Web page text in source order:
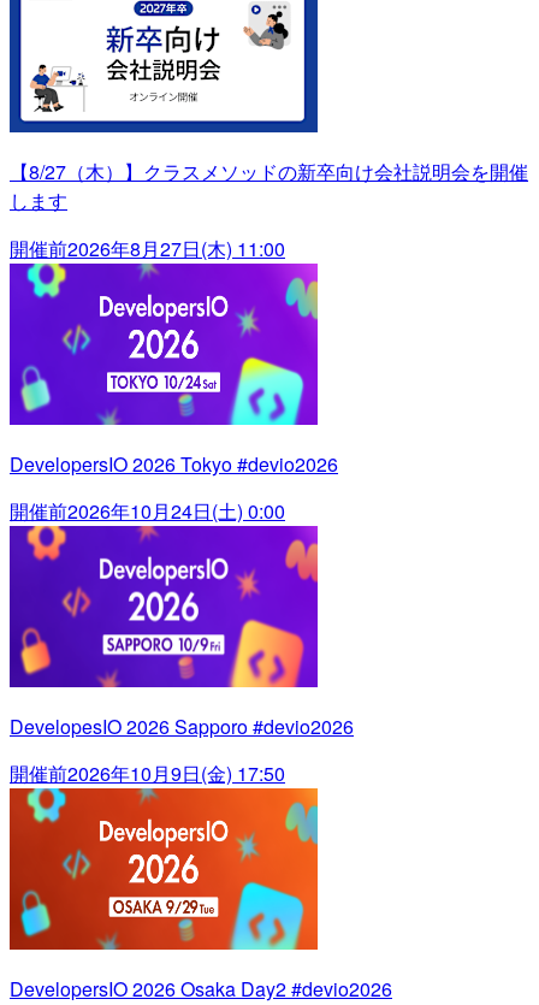
【8/27（木）】クラスメソッドの新卒向け会社説明会を開催
します
開催前2026年8月27日(木) 11:00
DevelopersIO 2026 Tokyo #devio2026
開催前2026年10月24日(土) 0:00
DevelopesIO 2026 Sapporo #devio2026
開催前2026年10月9日(金) 17:50
DevelopersIO 2026 Osaka Day2 #devio2026